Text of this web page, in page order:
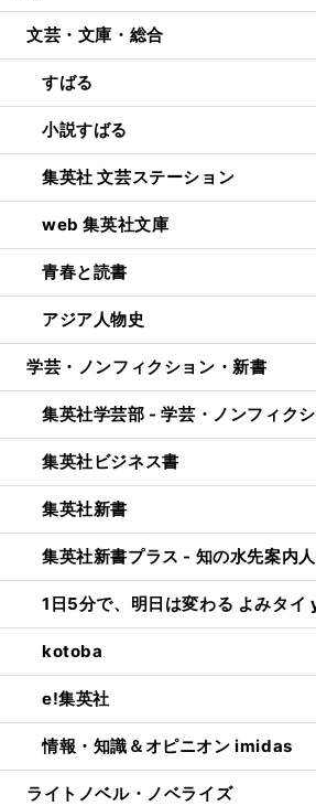
文芸・文庫・総合
すばる
小説すばる
集英社 文芸ステーション
web 集英社文庫
青春と読書
アジア人物史
学芸・ノンフィクション・新書
集英社学芸部 - 学芸・ノンフィク
集英社ビジネス書
集英社新書
集英社新書プラス - 知の水先案内人
1日5分で、明日は変わる よみタ
kotoba
e!集英社
情報・知識＆オピニオン imidas
ライトノベル・ノベライズ